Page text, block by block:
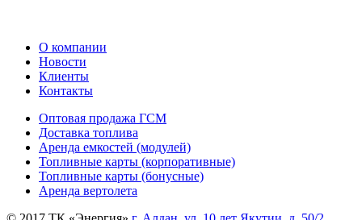
О компании
Новости
Клиенты
Контакты
Оптовая продажа ГСМ
Доставка топлива
Аренда емкостей (модулей)
Топливные карты (корпоративные)
Топливные карты (бонусные)
Аренда вертолета